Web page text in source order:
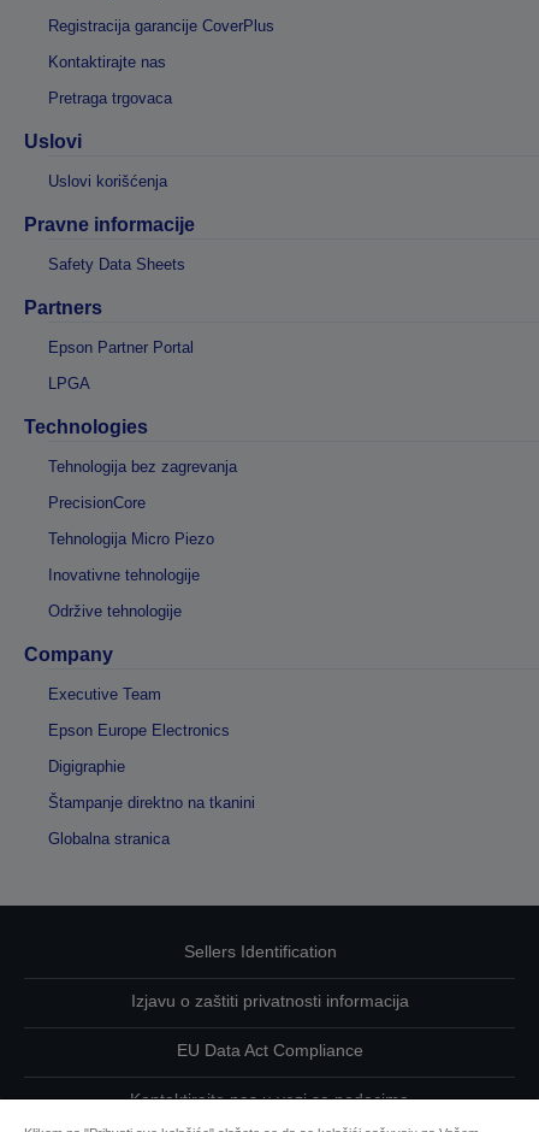
Registracija garancije CoverPlus
Kontaktirajte nas
Pretraga trgovaca
Uslovi
Uslovi korišćenja
Pravne informacije
Safety Data Sheets
Partners
Epson Partner Portal
LPGA
Technologies
Tehnologija bez zagrevanja
PrecisionCore
Tehnologija Micro Piezo
Inovativne tehnologije
Održive tehnologije
Company
Executive Team
Epson Europe Electronics
Digigraphie
Štampanje direktno na tkanini
Globalna stranica
Sellers Identification
Izjavu o zaštiti privatnosti informacija
EU Data Act Compliance
Kontaktirajte nas u vezi sa podacima